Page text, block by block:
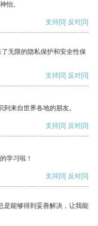
怡。
支持[0] 反对[0]
无限的隐私保护和安全性保
支持[0] 反对[0]
来自世界各地的朋友。
支持[0] 反对[0]
学习啦！
支持[0] 反对[0]
是能够得到妥善解决，让我能